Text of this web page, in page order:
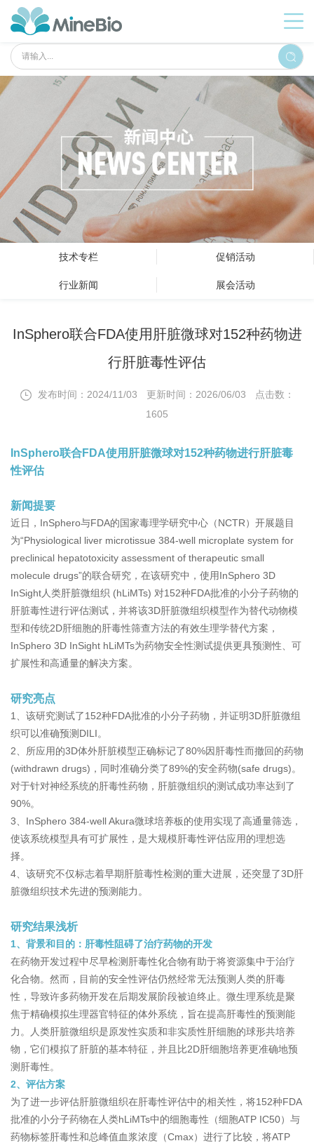
技术专栏 促销活动
行业新闻 展会活动
InSphero联合FDA使用肝脏微球对152种药物进
行肝脏毒性评估
发布时间：2024/11/03 更新时间：2026/06/03
点击数：
1605
InSphero联合FDA使用肝脏微球对152种药物进行肝脏毒
性评估
新闻提要
近日，InSphero与FDA的国家毒理学研究中心（NCTR）开展题目
为“Physiological liver microtissue 384-well microplate system for
preclinical hepatotoxicity assessment of therapeutic small
molecule drugs”的联合研究，在该研究中，使用InSphero 3D
InSight人类肝脏微组织 (hLiMTs) 对152种FDA批准的小分子药物的
肝脏毒性进行评估测试，并将该3D肝脏微组织模型作为替代动物模
型和传统2D肝细胞的肝毒性筛查方法的有效生理学替代方案，
InSphero 3D InSight hLiMTs为药物安全性测试提供更具预测性、可
扩展性和高通量的解决方案。
研究亮点
1、该研究测试了152种FDA批准的小分子药物，并证明3D肝脏微组
织可以准确预测DILI。
2、所应用的3D体外肝脏模型正确标记了80%因肝毒性而撤回的药物
(withdrawn drugs)，同时准确分类了89%的安全药物(safe drugs)。
对于针对神经系统的肝毒性药物，肝脏微组织的测试成功率达到了
90%。
3、InSphero 384-well Akura微球培养板的使用实现了高通量筛选，
使该系统模型具有可扩展性，是大规模肝毒性评估应用的理想选
择。
4、该研究不仅标志着早期肝脏毒性检测的重大进展，还突显了3D肝
脏微组织技术先进的预测能力。
研究结果浅析
1、背景和目的：肝毒性阻碍了治疗药物的开发
在药物开发过程中尽早检测肝毒性化合物有助于将资源集中于治疗
化合物。然而，目前的安全性评估仍然经常无法预测人类的肝毒
性，导致许多药物开发在后期发展阶段被迫终止。微生理系统是聚
焦于精确模拟生理器官特征的体外系统，旨在提高肝毒性的预测能
力。人类肝脏微组织是原发性实质和非实质性肝细胞的球形共培养
物，它们模拟了肝脏的基本特征，并且比2D肝细胞培养更准确地预
测肝毒性。
2、评估方案
为了进一步评估肝脏微组织在肝毒性评估中的相关性，将152种FDA
批准的小分子药物在人类hLiMTs中的细胞毒性（细胞ATP IC50）与
药物标签肝毒性和总峰值血浆浓度（Cmax）进行了比较，将ATP